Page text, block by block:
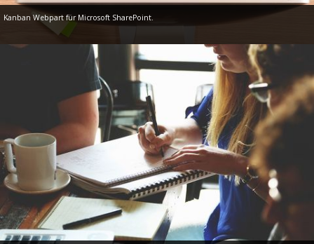
Kanban Webpart für Microsoft SharePoint.